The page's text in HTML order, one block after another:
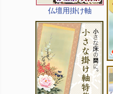
仏壇用掛け軸